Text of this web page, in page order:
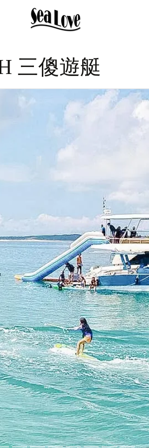
三傻遊艇